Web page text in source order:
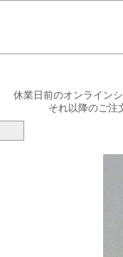
休業日前のオンライン
それ以降のご注